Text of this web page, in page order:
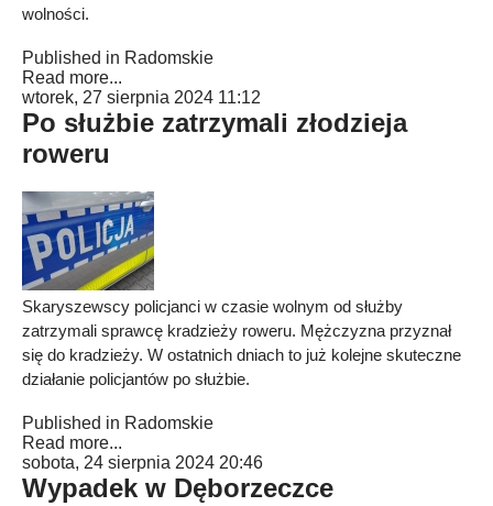
wolności.
Published in Radomskie
Read more...
wtorek, 27 sierpnia 2024 11:12
Po służbie zatrzymali złodzieja
roweru
Skaryszewscy policjanci w czasie wolnym od służby
zatrzymali sprawcę kradzieży roweru. Mężczyzna przyznał
się do kradzieży. W ostatnich dniach to już kolejne skuteczne
działanie policjantów po służbie.
Published in Radomskie
Read more...
sobota, 24 sierpnia 2024 20:46
Wypadek w Dęborzeczce